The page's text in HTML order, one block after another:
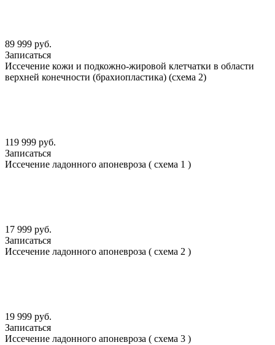
89 999 руб.
Записаться
Иссечение кожи и подкожно-жировой клетчатки в области
верхней конечности (брахиопластика) (схема 2)
119 999 руб.
Записаться
Иссечение ладонного апоневроза ( схема 1 )
17 999 руб.
Записаться
Иссечение ладонного апоневроза ( схема 2 )
19 999 руб.
Записаться
Иссечение ладонного апоневроза ( схема 3 )